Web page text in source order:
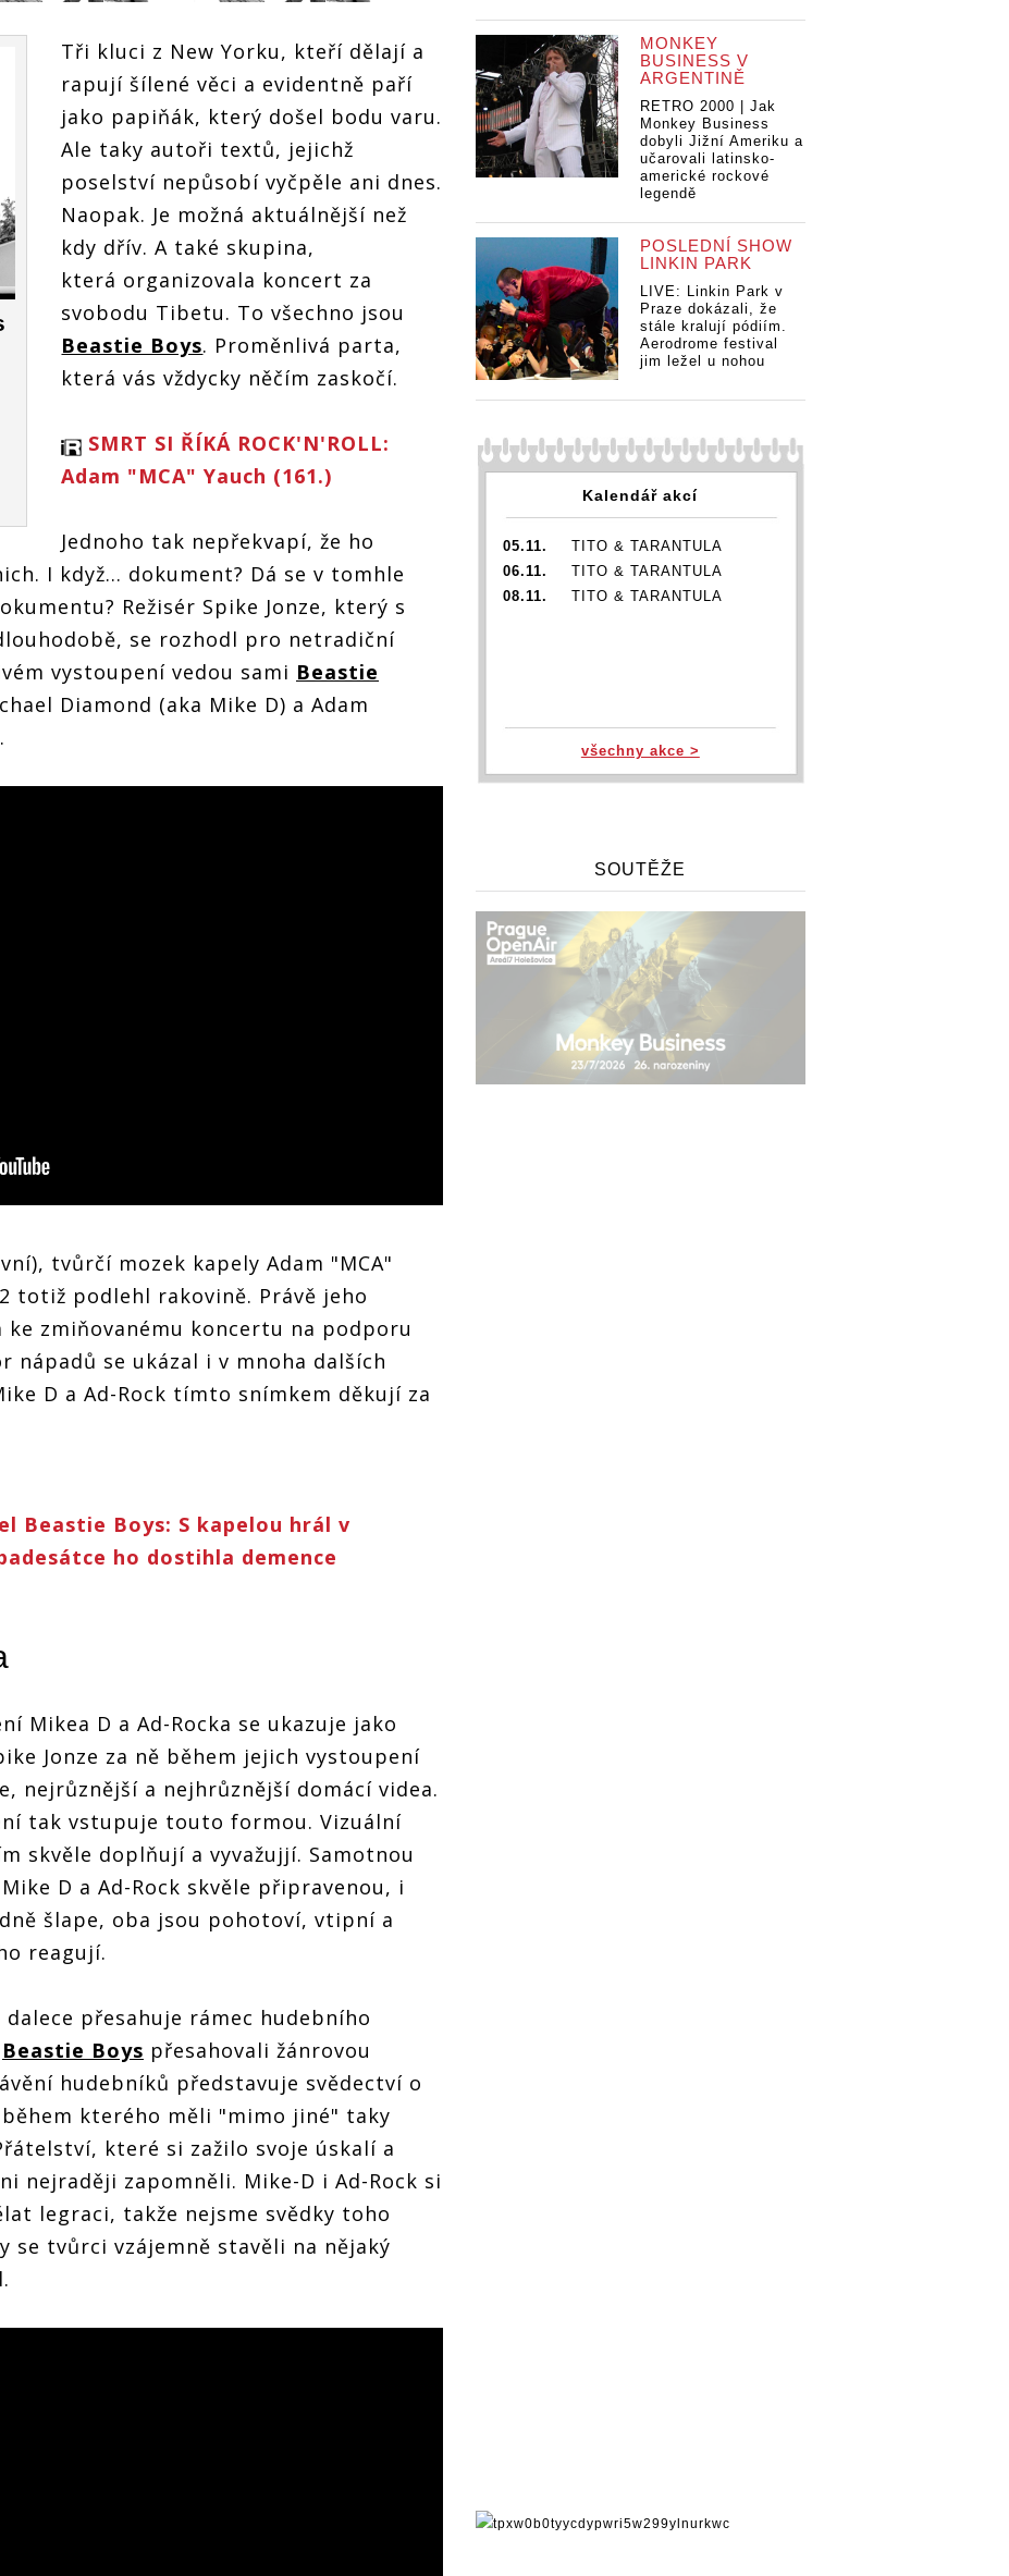
Všichni
už v New Yorku.
Beastie Boys v
pobaví i
RECENZE: Všichni
jsou už v New Yorku.
Příběh Beastie Boys v
dokumentu pobaví i
dojme
jsou už v New Yorku.
Příběh Beastie Boys v
dokumentu pobaví i
dojme
RECENZE: Všichni
jsou už v New Yorku.
Příběh Beastie Boys v
dokumentu pobaví i
Tři kluci z New Yorku, kteří dělají a
rapují šílené věci a evidentně paří
jako papiňák, který došel bodu varu.
Ale taky autoři textů, jejichž
poselství nepůsobí vyčpěle ani dnes.
Naopak. Je možná aktuálnější než
kdy dřív. A také skupina,
která organizovala koncert za
svobodu Tibetu. To všechno jsou
Beastie Boys. Proměnlivá parta,
která vás vždycky něčím zaskočí.
SMRT SI ŘÍKÁ ROCK'N'ROLL:
Adam "MCA" Yauch (161.)
Jednoho tak nepřekvapí, že ho
I když... dokument? Dá se v tomhle
Režisér Spike Jonze, který s
se rozhodl pro netradiční
vystoupení vedou sami Beastie
Diamond (aka Mike D) a Adam
tvůrčí mozek kapely Adam "MCA"
totiž podlehl rakovině. Právě jeho
zmiňovanému koncertu na podporu
nápadů se ukázal i v mnoha dalších
D a Ad-Rock tímto snímkem děkují za
Beastie Boys: S kapelou hrál v
ho dostihla demence
Mikea D a Ad-Rocka se ukazuje jako
Jonze za ně během jejich vystoupení
nejrůznější a nejhrůznější domácí videa.
tak vstupuje touto formou. Vizuální
skvěle doplňují a vyvažujjí. Samotnou
D a Ad-Rock skvěle připravenou, i
šlape, oba jsou pohotoví, vtipní a
reagují.
dalece přesahuje rámec hudebního
Beastie Boys přesahovali žánrovou
hudebníků představuje svědectví o
kterého měli "mimo jiné" taky
které si zažilo svoje úskalí a
nejraději zapomněli. Mike-D i Ad-Rock si
legraci, takže nejsme svědky toho
se tvůrci vzájemně stavěli na nějaký
MONKEY
BUSINESS V
ARGENTINĚ
RETRO 2000 | Jak
Monkey Business
dobyli Jižní Ameriku a
učarovali latinsko-
americké rockové
legendě
POSLEDNÍ SHOW
LINKIN PARK
LIVE: Linkin Park v
Praze dokázali, že
stále kralují pódiím.
Aerodrome festival
jim ležel u nohou
Kalendář akcí
05.11.
TITO & TARANTULA
06.11.
TITO & TARANTULA
08.11.
TITO & TARANTULA
všechny akce >
SOUTĚŽE